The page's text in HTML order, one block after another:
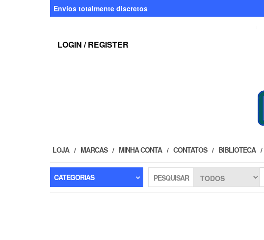
Envios totalmente discretos
LOGIN / REGISTER
LOJA MARCAS MINHA CONTA CONTATOS BIBLIOTECA
CATEGORIAS PESQUISAR